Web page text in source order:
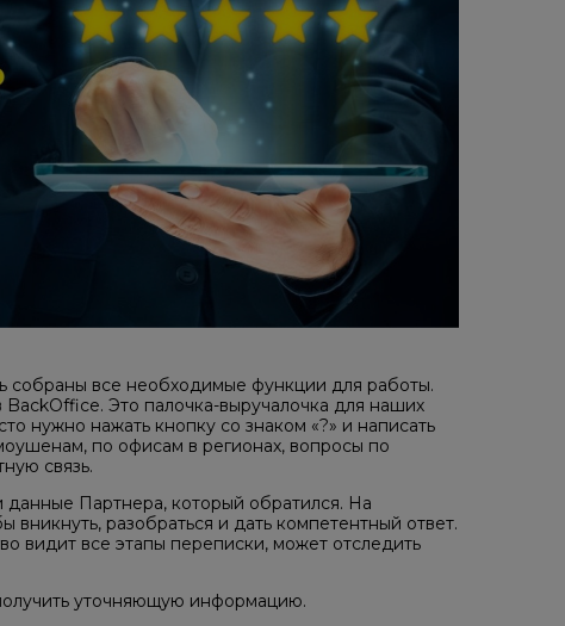
все необходимые функции для работы.
Это палочка-выручалочка для наших
нужно нажать кнопку со знаком «?» и написать
по офисам в регионах, вопросы по
связь.
Партнера, который обратился. На
разобраться и дать компетентный ответ.
видит все этапы переписки, может отследить
уточняющую информацию.